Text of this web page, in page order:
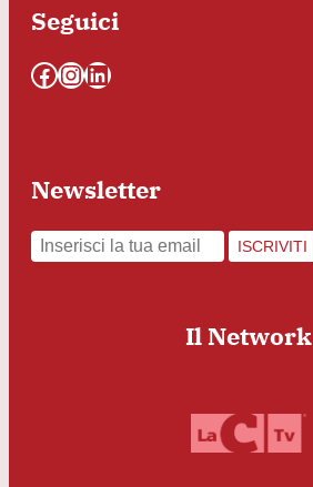
Seguici
Facebook InstagramLinkedIn
Newsletter
ISCRIVITI
Il Network